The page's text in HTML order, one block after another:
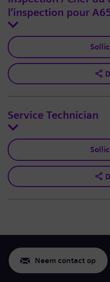
l’inspection pour
Service Technician
Neem contact op